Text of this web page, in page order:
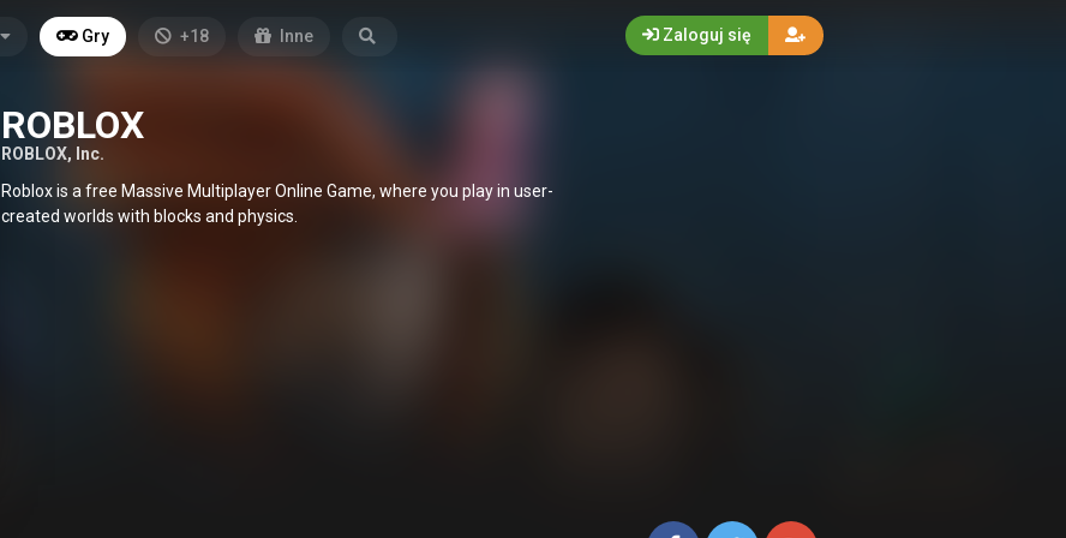
Gry +18 Inne Zaloguj się
ROBLOX
ROBLOX, Inc.
Roblox is a free Massive Multiplayer Online Game, where you play in user-
created worlds with blocks and physics.